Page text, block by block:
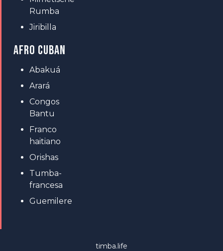
Rumba
Jiribilla
AFRO CUBAN
Abakuá
Arará
Congos
Bantu
Franco
haitiano
Orishas
Tumba-
francesa
Guemilere
timba.life